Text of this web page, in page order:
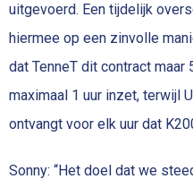
uitgevoerd. Een tijdelijk
hiermee op een zinvolle
dat TenneT dit contract maar
maximaal 1 uur inzet, terwijl
ontvangt voor elk uur dat
Sonny: “Het doel dat we